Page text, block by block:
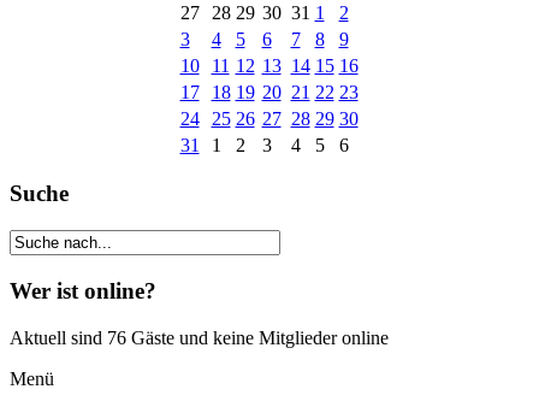
27
28 29 30 31 1
2
3
4 5 6 7 8
9
10
11 12 13 14 15 16
17
18 19 20 21 22 23
24
25 26 27 28 29 30
31
1 2 3 4 5 6
Suche
Wer ist online?
Aktuell sind 76 Gäste und keine Mitglieder online
Menü